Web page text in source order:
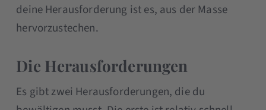
deine Herausforderung ist es, aus der Masse
hervorzustechen.
Die Herausforderungen
Es gibt zwei Herausforderungen, die du